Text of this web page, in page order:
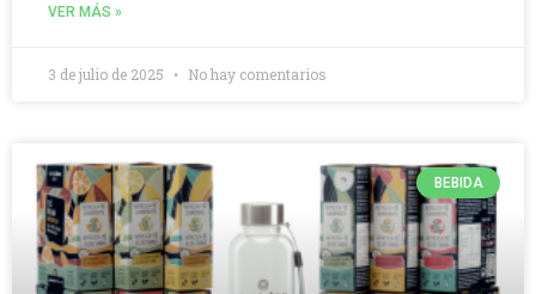
VER MÁS »
3 de julio de 2025 No hay comentarios
BEBIDA